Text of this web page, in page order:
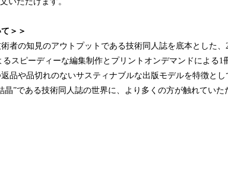
＞＞
者の知見のアウトプットである技術同人誌を底本とした、
るスピーディーな編集制作とプリントオンデマンドによる1
品や品切れのないサスティナブルな出版モデルを特徴と
晶”である技術同人誌の世界に、より多くの方が触れていた